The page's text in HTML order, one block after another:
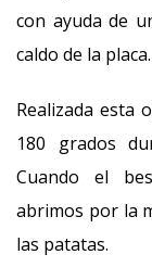
con ayuda de
caldo de la placa.
Realizada esta
180 grados
Cuando el
abrimos por la
las patatas.